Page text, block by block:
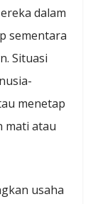
dalam
sementara
Situasi
menetap
mati atau
usaha